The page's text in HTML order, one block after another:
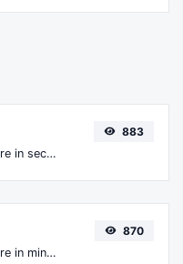
Converti facilmente le ore in secondi.
883
Converti facilmente le ore in minuti.
870